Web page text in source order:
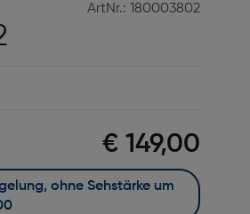
ArtNr.: 180003802
€ 149,00